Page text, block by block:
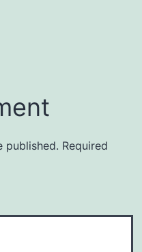
published. Required